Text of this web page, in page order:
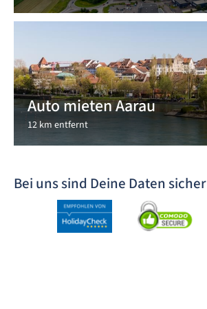
Auto mieten Aarau
12 km entfernt
Bei uns sind Deine Daten sicher